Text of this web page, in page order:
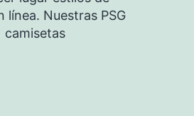
línea. Nuestras PSG
camisetas